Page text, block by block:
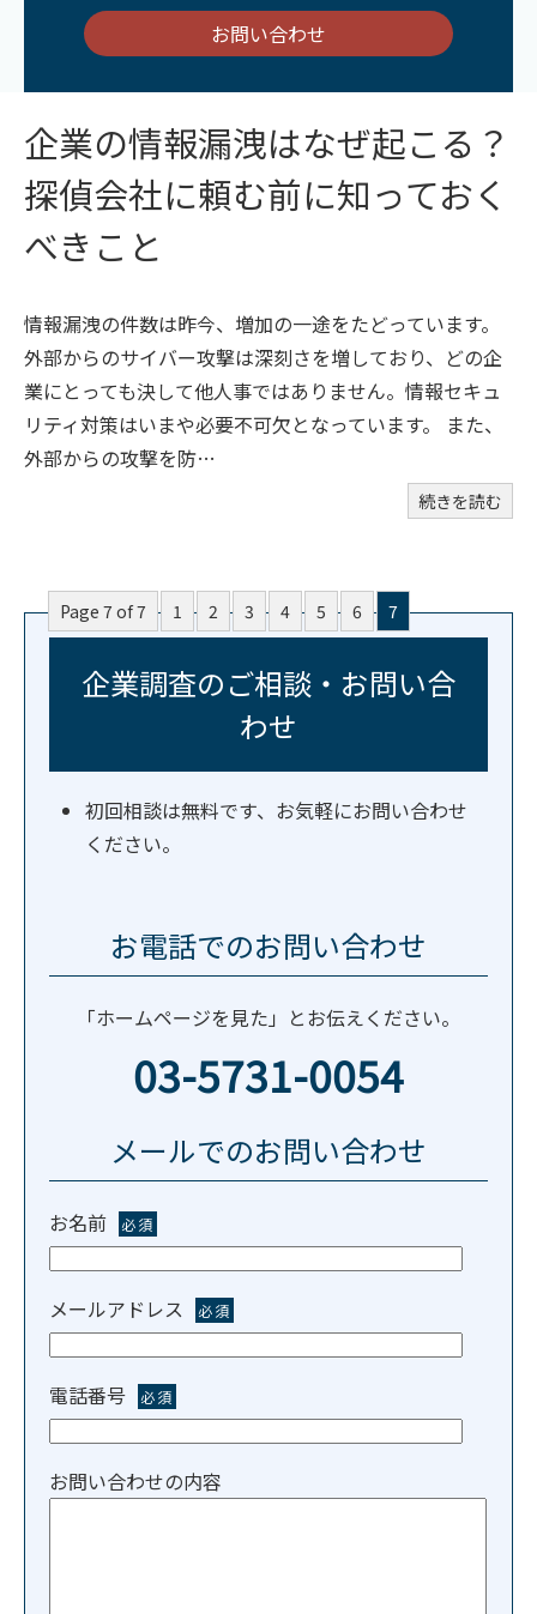
お問い合わせ
企業の情報漏洩はなぜ起こる？
探偵会社に頼む前に知っておく
べきこと
情報漏洩の件数は昨今、増加の一途をたどっています。
外部からのサイバー攻撃は深刻さを増しており、どの企
業にとっても決して他人事ではありません。情報セキュ
リティ対策はいまや必要不可欠となっています。 また、
外部からの攻撃を防…
続きを読む
Page 7 of 7 1 2 3 4 5 6 7
企業調査のご相談・お問い合
わせ
初回相談は無料です、お気軽にお問い合わせ
ください。
お電話でのお問い合わせ
「ホームページを見た」とお伝えください。
03-5731-0054
メールでのお問い合わせ
お名前 必須
メールアドレス 必須
電話番号 必須
お問い合わせの内容